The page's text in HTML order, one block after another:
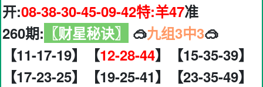
开:08-38-30-45-09-42特:羊47准
260期: 〖财星秘诀〗 🥽九组3中3🥽
【11-17-19】【12-28-44】【15-35-39】
【17-23-25】【19-25-41】【23-35-49】